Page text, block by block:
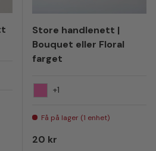
Store handlenett |
Bouquet eller Floral
farget
+1
Få på lager (1 enhet)
Vanlig pris
20 kr